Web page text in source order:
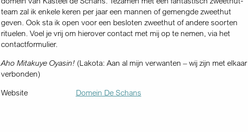
team zal ik enkele keren per jaar een mannen of gemengde zweethut
geven. Ook sta ik open voor een besloten zweethut of andere soorten
rituelen. Voel je vrij om hierover contact met mij op te nemen, via het
contactformulier.
Aho Mitakuye Oyasin!(Lakota: Aan al mijn verwanten – wij zijn met elkaar
verbonden)
Website
Domein De Schans